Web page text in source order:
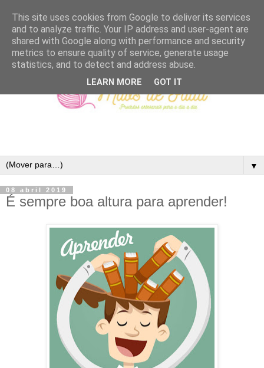
▼
08 abril 2019
É sempre boa altura para aprender!
This site uses cookies from Google to deliver its services
and to analyze traffic. Your IP address and user-agent are
shared with Google along with performance and security
metrics to ensure quality of service, generate usage
statistics, and to detect and address abuse.
LEARN MORE GOT IT